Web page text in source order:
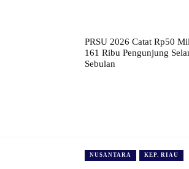
PRSU 2026 Catat Rp50
161 Ribu Pengunjung
Sebulan
NUSANTARA KEP. RIAU